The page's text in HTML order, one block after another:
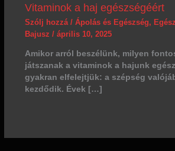
Vitaminok a haj egészségéért
Szólj hozzá / Ápolás és Egészség,
Bajusz / április 10, 2025
Amikor arról beszélünk, milyen
játszanak a vitaminok a hajunk
gyakran elfelejtjük: a szépség
kezdődik. Évek […]